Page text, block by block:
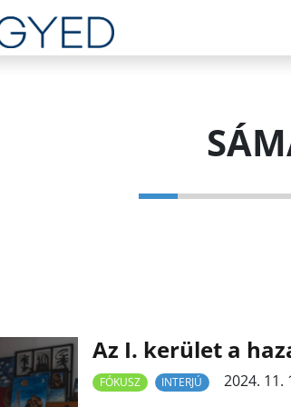
Az I. kerület a
FÓKUSZ INTERJÚ
2024. 11.